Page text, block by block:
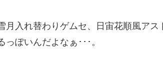
入れ替わりゲムセ、日宙花順風アス
ぽいんだよなぁ･･･。